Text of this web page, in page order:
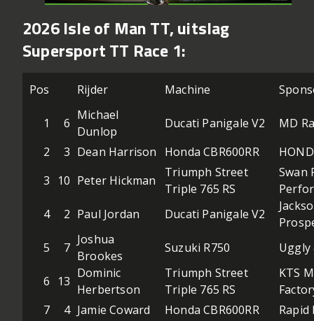
2026 Isle of Man TT, uitslag
Supersport TT Race 1:
Pos Rijder Machine
1 6
Michael
Dunlop
Ducati Panigale V2
MD
2
3 Dean Harrison Honda CBR600RR
3
10 Peter Hickman
Triumph Street
Triple 765 RS
Swan
4
2 Paul Jordan Ducati Panigale V2
5
7
Joshua
Brookes
Suzuki R750 Uggly
6 13
Dominic
Herbertson
Triumph Street
Triple 765 RS
KTS
7
4 Jamie Coward Honda CBR600RR